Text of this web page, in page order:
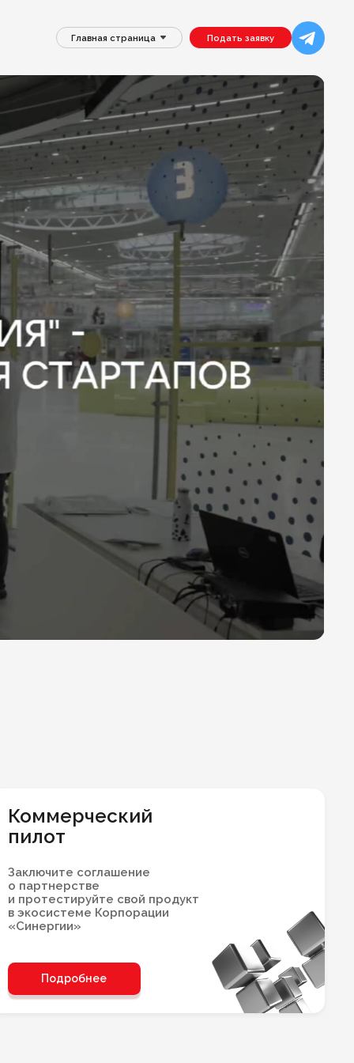
Главная страница Подать заявку
Коммерческий
пилот
Заключите соглашение
о партнерстве
и протестируйте свой продукт
в экосистеме Корпорации
«Синергии»
Подробнее